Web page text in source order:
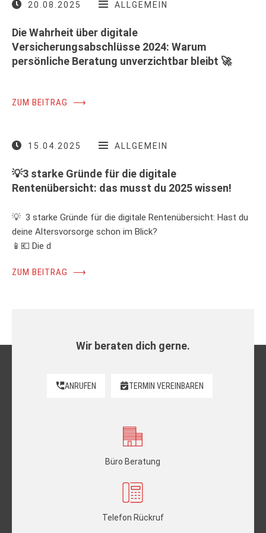
20.08.2025 ALLGEMEIN
Die Wahrheit über digitale
Versicherungsabschlüsse 2024: Warum
persönliche Beratung unverzichtbar bleibt 🚀
ZUM BEITRAG ⟶
15.04.2025 ALLGEMEIN
💡3 starke Gründe für die digitale
Rentenübersicht: das musst du 2025 wissen!
💡 3 starke Gründe für die digitale Rentenübersicht: Hast du
deine Altersvorsorge schon im Blick?
📱💶 Die d
ZUM BEITRAG ⟶
Wir beraten dich gerne.
ANRUFEN TERMIN VEREINBAREN
Büro Beratung
Telefon Rückruf